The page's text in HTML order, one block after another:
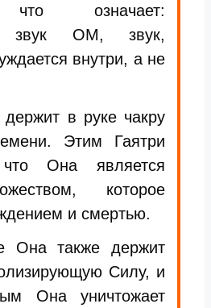
что означает:
звук ОМ, звук,
внутри, а не
держит в руке чакру
Этим Гаятри
что Она является
которое
и смертью.
Она также держит
Силу, и
Она уничтожает